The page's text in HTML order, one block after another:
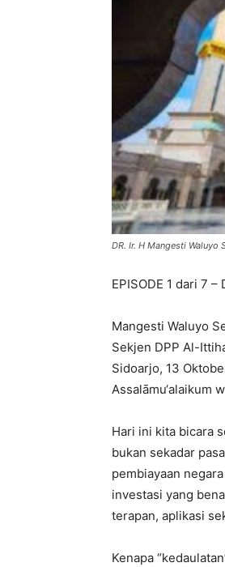
DR. Ir. H Mangesti Waluyo
EPISODE 1 dari 7
Mangesti Waluyo
Sekjen DPP Al-
Sidoarjo, 13
Assalāmu‘alaikum
Hari ini kita bicara
bukan sekadar
pembiayaan
investasi yang
terapan, aplikasi
Kenapa